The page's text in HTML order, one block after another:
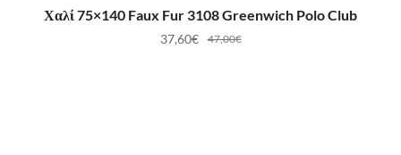
ΠΡΟΣΘΉΚΗ ΣΤΟ ΚΑΛΆΘΙ
Χαλί 75×140 Faux Fur 3108 Greenwich Polo Club
47,00€
37,60€